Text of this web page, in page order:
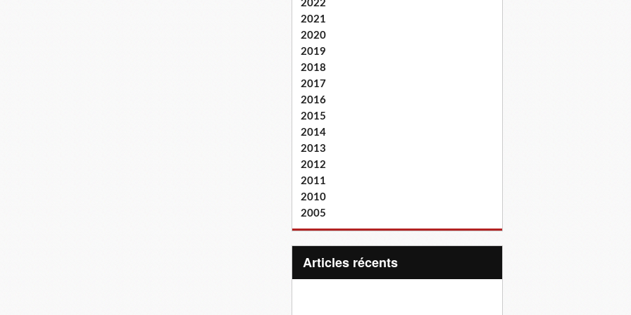
2022
2021
2020
2019
2018
2017
2016
2015
2014
2013
2012
2011
2010
2005
articles récents